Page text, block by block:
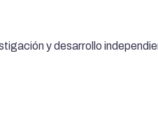
y desarrollo